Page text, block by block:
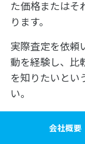
た価格またはそ
ります。
実際査定を依頼
動を経験し、比
を知りたいとい
い。
絡させていただ
会社概要